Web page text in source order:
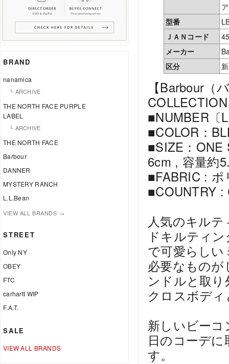
BRAND
nanamica
└ ARCHIVE
THE NORTH FACE PURPLE
LABEL
└ ARCHIVE
THE NORTH FACE
Barbour
DANNER
MYSTERY RANCH
L.L.Bean
VIEW ALL BRANDS →
STREET
Only NY
OBEY
FTC
carhartt WIP
F.A.T.
SALE
VIEW ALL BRANDS
型番
ＪＡＮコード
メーカー
区分
【Barbour（
■NUMBER〔
■COLOR：
■SIZE：ONE
6cm , 容量約
■FABRIC :
■COUNTRY :
人気のキル
ドキルティ
で可愛らし
必要なもの
ンドルと取
クロスボデ
新しいビー
日のコーデ
す。